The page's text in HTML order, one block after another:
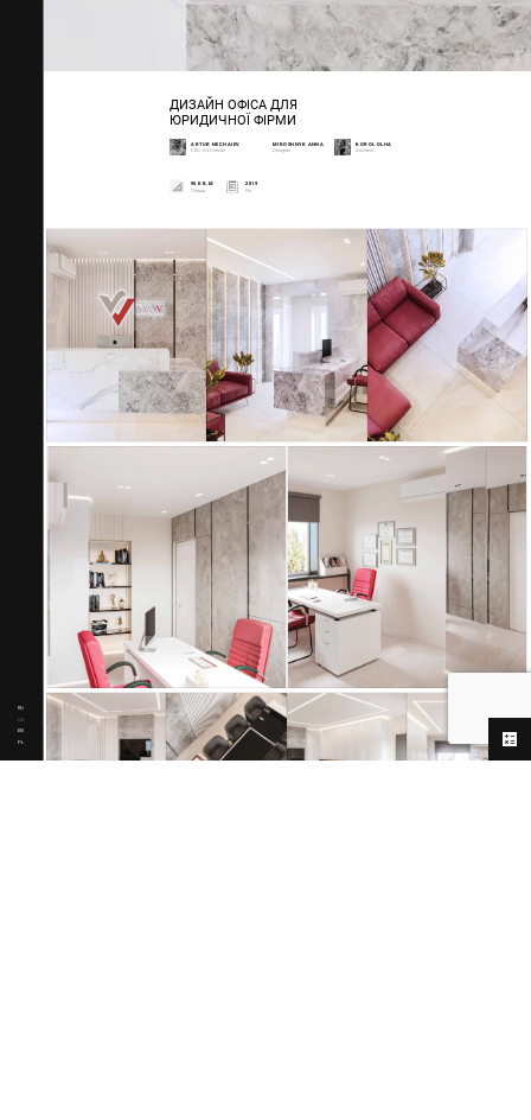
RU
UK
EN
PL
ДИЗАЙН ОФІСА ДЛЯ
ЮРИДИЧНОЇ ФІРМИ
ARTUR NECHAIEV
CEO, Art Director
MIROSHNYK ANNA
Designer
KOROL OLHA
Architect
95 КВ.М
Площа
2019
Рік